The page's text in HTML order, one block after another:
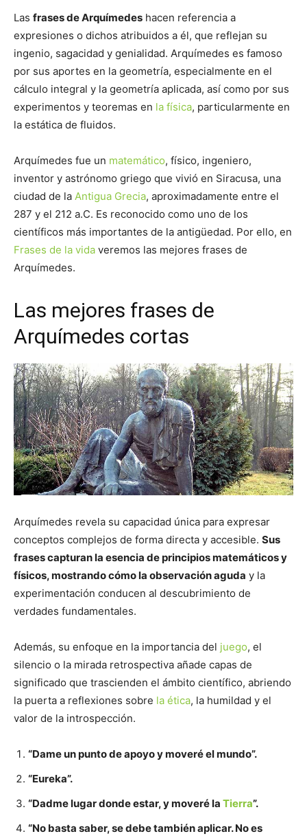
Las frases de Arquímedes hacen referencia a
expresiones o dichos atribuidos a él, que reflejan su
ingenio, sagacidad y genialidad. Arquímedes es famoso
por sus aportes en la geometría, especialmente en el
cálculo integral y la geometría aplicada, así como por sus
experimentos y teoremas en la física, particularmente en
la estática de fluidos.
Arquímedes fue un matemático, físico, ingeniero,
inventor y astrónomo griego que vivió en Siracusa, una
ciudad de la Antigua Grecia, aproximadamente entre el
287 y el 212 a.C. Es reconocido como uno de los
científicos más importantes de la antigüedad. Por ello, en
Frases de la vida veremos las mejores frases de
Arquímedes.
Las mejores frases de
Arquímedes cortas
Arquímedes revela su capacidad única para expresar
conceptos complejos de forma directa y accesible. Sus
frases capturan la esencia de principios matemáticos y
físicos, mostrando cómo la observación aguda y la
experimentación conducen al descubrimiento de
verdades fundamentales.
Además, su enfoque en la importancia del juego, el
silencio o la mirada retrospectiva añade capas de
significado que trascienden el ámbito científico, abriendo
la puerta a reflexiones sobre la ética, la humildad y el
valor de la introspección.
“Dame un punto de apoyo y moveré el mundo”.
“Eureka”.
“Dadme lugar donde estar, y moveré la Tierra”.
“No basta saber, se debe también aplicar. No es